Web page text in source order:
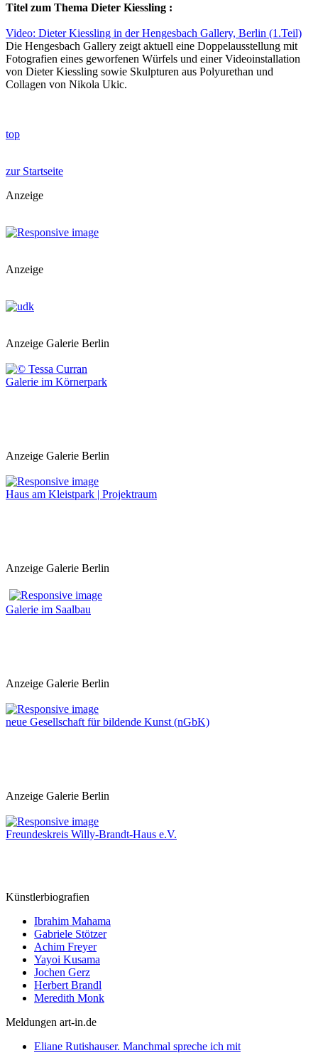
Titel zum Thema Dieter Kiessling :
Video: Dieter Kiessling in der Hengesbach Gallery, Berlin (1.Teil)
Die Hengesbach Gallery zeigt aktuell eine Doppelausstellung mit
Fotografien eines geworfenen Würfels und einer Videoinstallation
von Dieter Kiessling sowie Skulpturen aus Polyurethan und
Collagen von Nikola Ukic.
top
zur Startseite
Anzeige
Anzeige
Anzeige Galerie Berlin
Galerie im Körnerpark
Anzeige Galerie Berlin
Haus am Kleistpark | Projektraum
Anzeige Galerie Berlin
Galerie im Saalbau
Anzeige Galerie Berlin
neue Gesellschaft für bildende Kunst (nGbK)
Anzeige Galerie Berlin
Freundeskreis Willy-Brandt-Haus e.V.
Künstlerbiografien
Ibrahim Mahama
Gabriele Stötzer
Achim Freyer
Yayoi Kusama
Jochen Gerz
Herbert Brandl
Meredith Monk
Meldungen art-in.de
Eliane Rutishauser. Manchmal spreche ich mit